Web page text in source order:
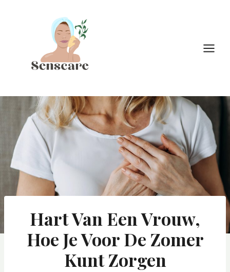
Hart Van Een Vrouw,
Hoe Je Voor De Zomer
Kunt Zorgen